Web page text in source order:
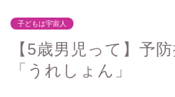
子どもは宇宙人
【5歳男児って】予
「うれしょん」